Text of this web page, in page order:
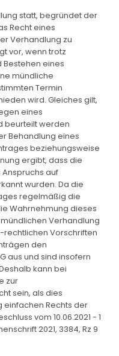
statt, begründet der
Recht eines
Verhandlung zu
vor, wenn trotz
eines
mündliche
Termin
wird. Gleiches gilt,
eines
beurteilt werden
Behandlung eines
beziehungsweise
ergibt, dass die
auf
wurden. Da die
regelmäßig die
Wahrnehmung dieses
Verhandlung
Vorschriften
den
aus und sind insofern
kann bei
zur
sein, als dies
Rechts der
vom 10.06.2021 - 1
2021, 3384, Rz 9